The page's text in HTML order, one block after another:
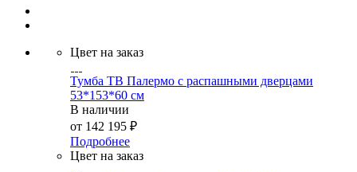
Цвет на заказ
Тумба ТВ Палермо с распашными дверцами
53*153*60 см
В наличии
от 142 195 ₽
Подробнее
Цвет на заказ